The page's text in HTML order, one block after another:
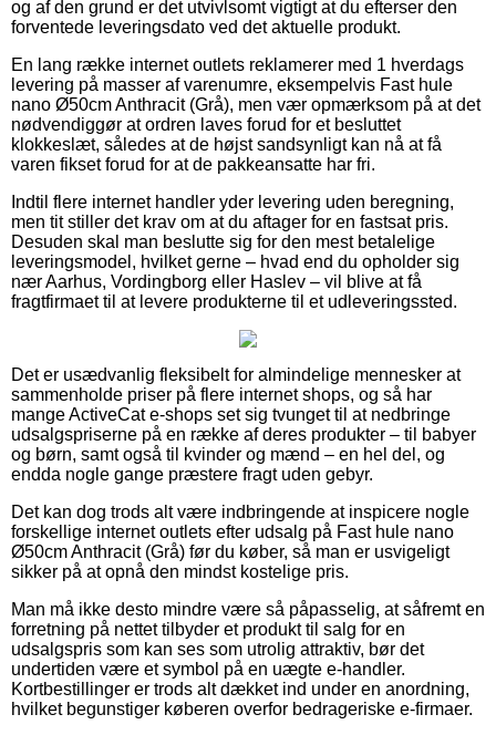
og af den grund er det utvivlsomt vigtigt at du efterser den
forventede leveringsdato ved det aktuelle produkt.
En lang række internet outlets reklamerer med 1 hverdags
levering på masser af varenumre, eksempelvis Fast hule
nano Ø50cm Anthracit (Grå), men vær opmærksom på at det
nødvendiggør at ordren laves forud for et besluttet
klokkeslæt, således at de højst sandsynligt kan nå at få
varen fikset forud for at de pakkeansatte har fri.
Indtil flere internet handler yder levering uden beregning,
men tit stiller det krav om at du aftager for en fastsat pris.
Desuden skal man beslutte sig for den mest betalelige
leveringsmodel, hvilket gerne – hvad end du opholder sig
nær Aarhus, Vordingborg eller Haslev – vil blive at få
fragtfirmaet til at levere produkterne til et udleveringssted.
Det er usædvanlig fleksibelt for almindelige mennesker at
sammenholde priser på flere internet shops, og så har
mange ActiveCat e-shops set sig tvunget til at nedbringe
udsalgspriserne på en række af deres produkter – til babyer
og børn, samt også til kvinder og mænd – en hel del, og
endda nogle gange præstere fragt uden gebyr.
Det kan dog trods alt være indbringende at inspicere nogle
forskellige internet outlets efter udsalg på Fast hule nano
Ø50cm Anthracit (Grå) før du køber, så man er usvigeligt
sikker på at opnå den mindst kostelige pris.
Man må ikke desto mindre være så påpasselig, at såfremt en
forretning på nettet tilbyder et produkt til salg for en
udsalgspris som kan ses som utrolig attraktiv, bør det
undertiden være et symbol på en uægte e-handler.
Kortbestillinger er trods alt dækket ind under en anordning,
hvilket begunstiger køberen overfor bedrageriske e-firmaer.